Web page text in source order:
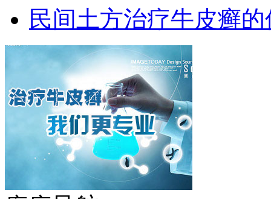
民间土方治疗牛皮癣